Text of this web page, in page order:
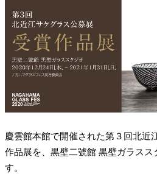
慶雲館本館で開催された第３回北近
作品展を、黒壁二號館 黒壁ガラスス
す。